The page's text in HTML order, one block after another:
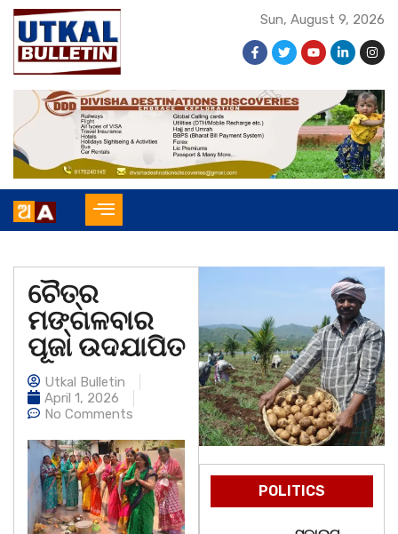
Sun, August 9, 2026
ଚୈତ୍ର
ମଙ୍ଗଳବାର
ପୂଜା ଉଦଯାପିତ
Utkal Bulletin
April 1, 2026
No Comments
POLITICS